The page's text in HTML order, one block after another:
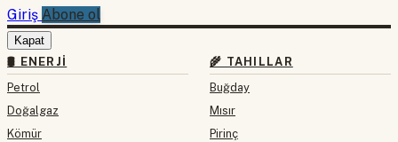
Giriş Abone ol
Kapat
🛢 ENERJI
Petrol
Doğalgaz
Kömür
🌾 TAHILLAR
Buğday
Mısır
Pirinç